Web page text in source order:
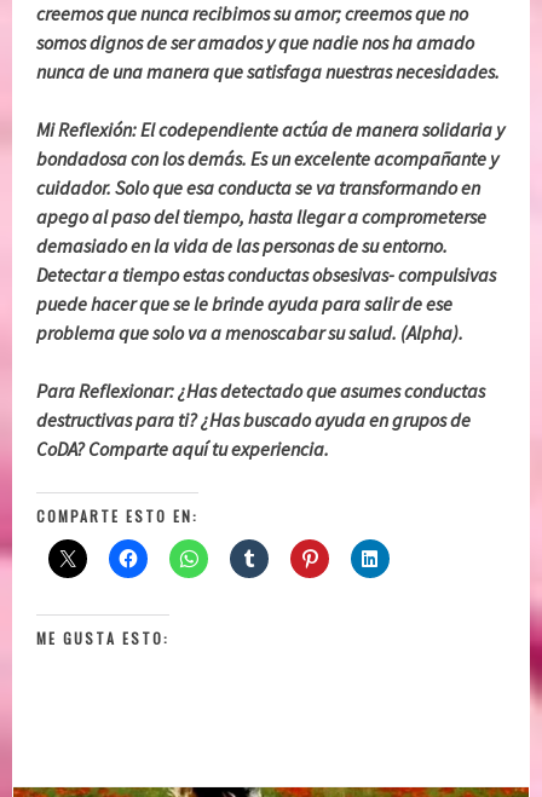
creemos que nunca recibimos su amor; creemos que no
somos dignos de ser amados y que nadie nos ha amado
nunca de una manera que satisfaga nuestras necesidades.
Mi Reflexión: El codependiente actúa de manera solidaria y
bondadosa con los demás. Es un excelente acompañante y
cuidador. Solo que esa conducta se va transformando en
apego al paso del tiempo, hasta llegar a comprometerse
demasiado en la vida de las personas de su entorno.
Detectar a tiempo estas conductas obsesivas- compulsivas
puede hacer que se le brinde ayuda para salir de ese
problema que solo va a menoscabar su salud. (Alpha).
Para Reflexionar: ¿Has detectado que asumes conductas
destructivas para ti? ¿Has buscado ayuda en grupos de
CoDA? Comparte aquí tu experiencia.
COMPARTE ESTO EN:
ME GUSTA ESTO: